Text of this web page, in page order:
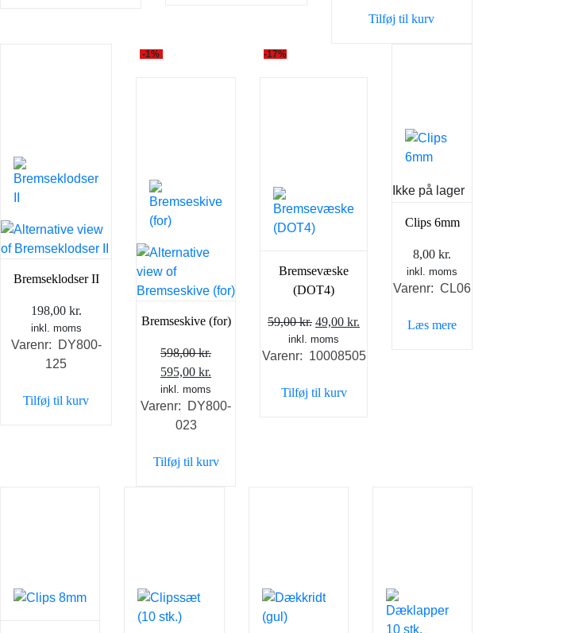
Tilføj til kurv
Bremseklodser II
198,00 kr.
inkl. moms
Varenr: DY800-
125
Tilføj til kurv
-1%
Bremseskive (for)
598,00kr.
Den
oprindelige
pris
var:
595,00 kr.
pris
inkl. moms
Varenr: DY800-
023
Tilføj til kurv
-17%
Bremsevæske
(DOT4)
59,00kr. Den
oprindelige
pris
59,00 kr..
49,00 kr.
pris
inkl. moms
Varenr: 10008505
Tilføj til kurv
Ikke på lager
Clips 6mm
8,00 kr.
inkl. moms
Varenr: CL06
Læs mere